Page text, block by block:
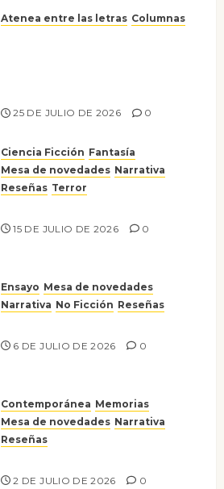
Atenea entre las letras Columnas
25 DE JULIO DE 2026 0
Ciencia Ficción Fantasía
Mesa de novedades Narrativa
Reseñas Terror
15 DE JULIO DE 2026 0
Ensayo Mesa de novedades
Narrativa No Ficción Reseñas
6 DE JULIO DE 2026 0
Contemporánea Memorias
Mesa de novedades Narrativa
Reseñas
2 DE JULIO DE 2026 0